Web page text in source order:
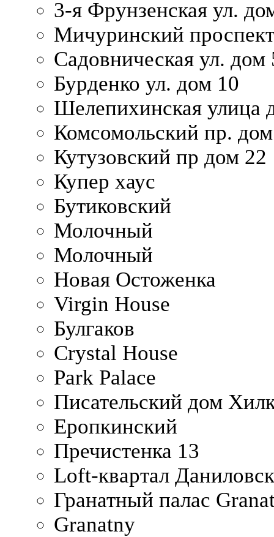
3-я Фрунзенская ул.
Мичуринский
Садовническая ул. дом
Бурденко ул. дом 10
Шелепихинская улица
Комсомольский пр.
Кутузовский пр дом 22
Купер хаус
Бутиковский
Молочный
Молочный
Новая Остоженка
Virgin House
Булгаков
Crystal House
Park Palace
Писательский дом
Еропкинский
Пречистенка 13
Loft-квартал
Гранатный палас
Granatny